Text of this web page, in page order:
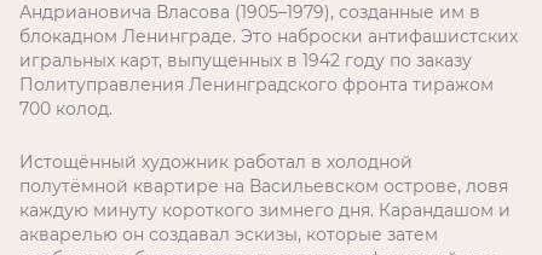
Андриановича Власова (1905–1979), созданные им в
блокадном Ленинграде. Это наброски антифашистских
игральных карт, выпущенных в 1942 году по заказу
Политуправления Ленинградского фронта тиражом
700 колод.
Истощённый художник работал в холодной
полутёмной квартире на Васильевском острове, ловя
каждую минуту короткого зимнего дня. Карандашом и
акварелью он создавал эскизы, которые затем